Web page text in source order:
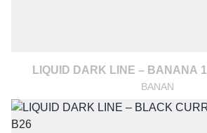
LIQUID DARK LINE – BANANA
BANAN